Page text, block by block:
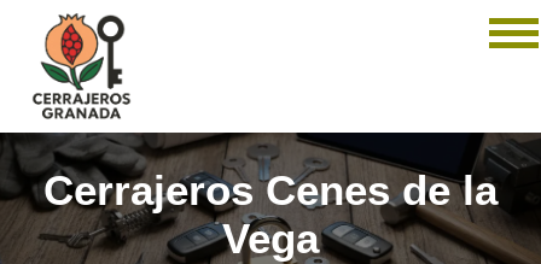
Cerrajeros Cenes de la
Vega